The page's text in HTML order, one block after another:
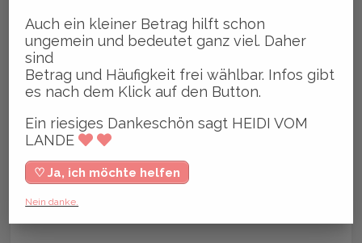
Auch ein kleiner Betrag hilft schon
ungemein und bedeutet ganz viel. Daher
sind
Betrag und Häufigkeit frei wählbar. Infos gibt
es nach dem Klick auf den Button.
Ein riesiges Dankeschön sagt HEIDI VOM
LANDE
♡ Ja, ich möchte helfen
Nein danke.